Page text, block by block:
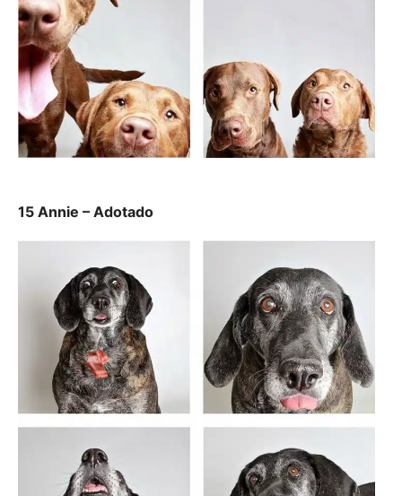
15 Annie – Adotado